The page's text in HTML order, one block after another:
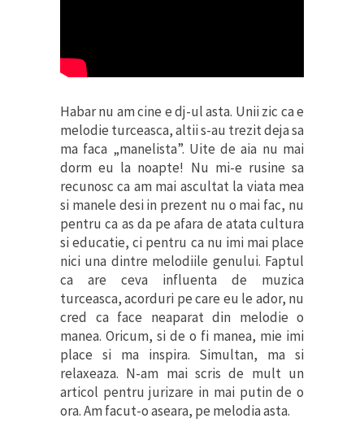
Habar nu am cine e dj-ul asta. Unii zic ca e
melodie turceasca, altii s-au trezit deja sa
ma faca „manelista”. Uite de aia nu mai
dorm eu la noapte! Nu mi-e rusine sa
recunosc ca am mai ascultat la viata mea
si manele desi in prezent nu o mai fac, nu
pentru ca as da pe afara de atata cultura
si educatie, ci pentru ca nu imi mai place
nici una dintre melodiile genului. Faptul
ca are ceva influenta de muzica
turceasca, acorduri pe care eu le ador, nu
cred ca face neaparat din melodie o
manea. Oricum, si de o fi manea, mie imi
place si ma inspira. Simultan, ma si
relaxeaza. N-am mai scris de mult un
articol pentru jurizare in mai putin de o
ora. Am facut-o aseara, pe melodia asta.